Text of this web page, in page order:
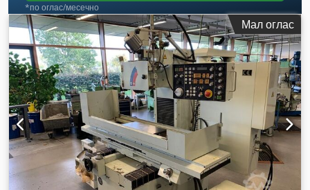
*по оглас/месечно
Мал оглас